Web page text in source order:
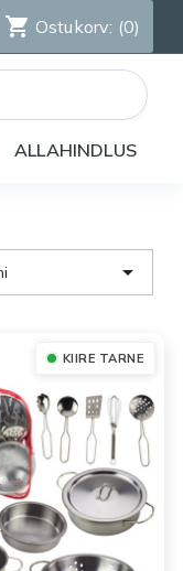
shopping_cart Ostukorv: (0)
ALLAHINDLUS

KIIRE TARNE